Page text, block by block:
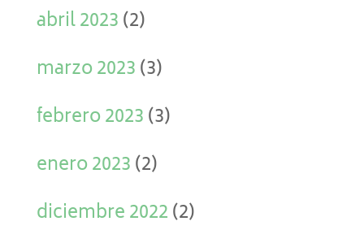
abril 2023(2)
marzo 2023(3)
febrero 2023(3)
enero 2023(2)
diciembre 2022(2)